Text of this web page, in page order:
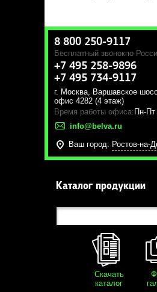
8 800 250-9117
Бесплатный звонокпо
+7 495 258-9896
+7 495 734-9117
г. Москва, Варшавское
офис 4282 (4 этаж)
Время работы офиса: Пн-
info@belva.ru
Ваш город: Ростов-на-
Каталог продукции
Скачать
каталог